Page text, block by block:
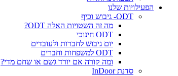
הפעילויות שלנו
ODT- גיבוש וכיף
מה זה השטויות האלה ODT?
ODT חינוכי
יום גיבוש לחברות ולעובדים
ODT למשפחות וחברים
ומה קורה אם יורד גשם או שחם מדי?
סדנת InDoor